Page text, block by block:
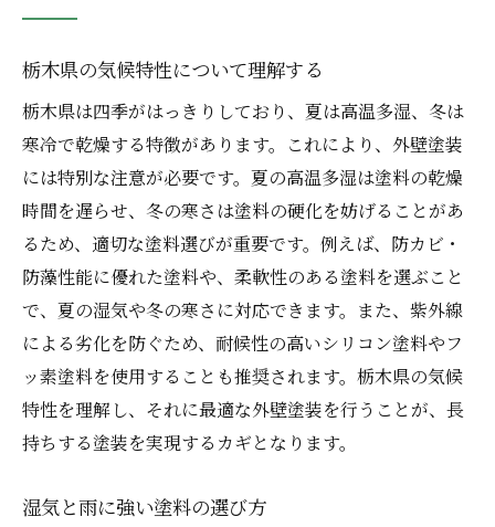
栃木県の気候特性について理解する
栃木県は四季がはっきりしており、夏は高温多湿、冬は
寒冷で乾燥する特徴があります。これにより、外壁塗装
には特別な注意が必要です。夏の高温多湿は塗料の乾燥
時間を遅らせ、冬の寒さは塗料の硬化を妨げることがあ
るため、適切な塗料選びが重要です。例えば、防カビ・
防藻性能に優れた塗料や、柔軟性のある塗料を選ぶこと
で、夏の湿気や冬の寒さに対応できます。また、紫外線
による劣化を防ぐため、耐候性の高いシリコン塗料やフ
ッ素塗料を使用することも推奨されます。栃木県の気候
特性を理解し、それに最適な外壁塗装を行うことが、長
持ちする塗装を実現するカギとなります。
湿気と雨に強い塗料の選び方